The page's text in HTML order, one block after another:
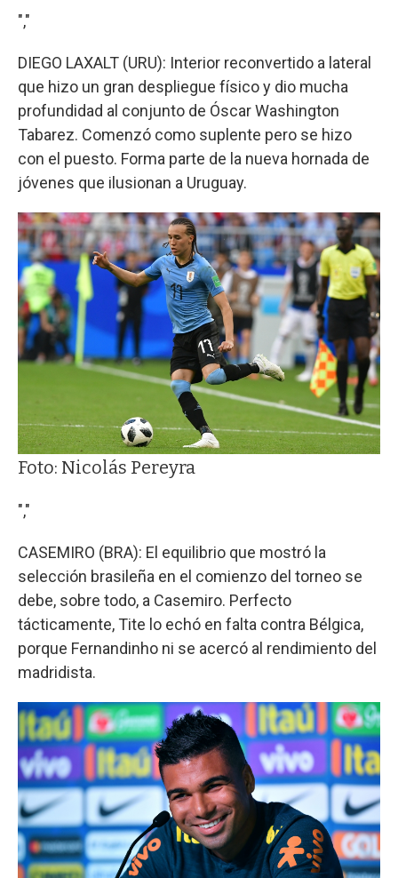
","
DIEGO LAXALT (URU): Interior reconvertido a lateral
que hizo un gran despliegue físico y dio mucha
profundidad al conjunto de Óscar Washington
Tabarez. Comenzó como suplente pero se hizo
con el puesto. Forma parte de la nueva hornada de
jóvenes que ilusionan a Uruguay.
Foto: Nicolás Pereyra
","
CASEMIRO (BRA): El equilibrio que mostró la
selección brasileña en el comienzo del torneo se
debe, sobre todo, a Casemiro. Perfecto
tácticamente, Tite lo echó en falta contra Bélgica,
porque Fernandinho ni se acercó al rendimiento del
madridista.